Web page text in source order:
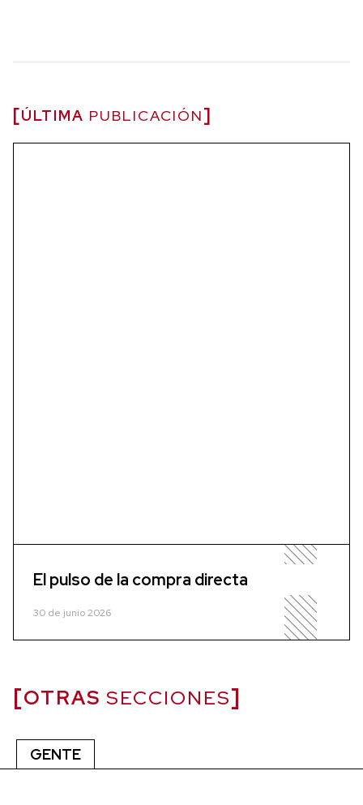
ÚLTIMA PUBLICACIÓN
El pulso de la compra directa
30 de junio 2026
OTRAS SECCIONES
GENTE